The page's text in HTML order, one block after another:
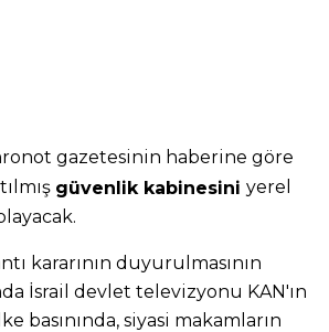
gazetesinin haberine göre
güvenlik kabinesini yerel
kararının duyurulmasının
İsrail devlet televizyonu KAN'ın
basınında, siyasi makamların